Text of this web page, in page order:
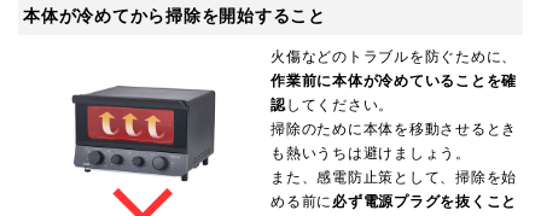
本体が冷めてから掃除を開始すること
火傷などのトラブルを防ぐために、
作業前に本体が冷めていることを確
認してください。
掃除のために本体を移動させるとき
も熱いうちは避けましょう。
また、感電防止策として、掃除を始
める前に 必ず電源プラグを抜くこと